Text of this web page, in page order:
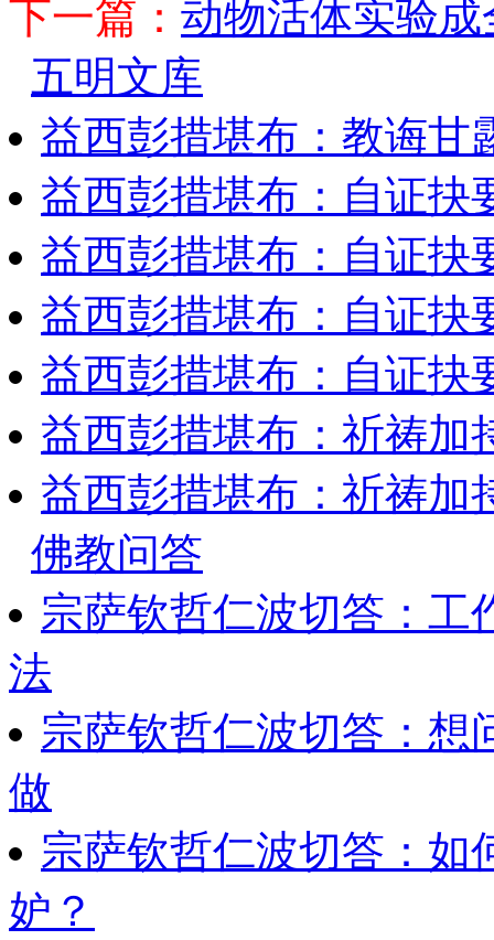
下一篇： 动物活体实验
五明文库
益西彭措堪布：教诲甘
益西彭措堪布：自证抉
益西彭措堪布：自证抉
益西彭措堪布：自证抉
益西彭措堪布：自证抉
益西彭措堪布：祈祷加
益西彭措堪布：祈祷加
佛教问答
宗萨钦哲仁波切答：工
法
宗萨钦哲仁波切答：想
做
宗萨钦哲仁波切答：如
妒？